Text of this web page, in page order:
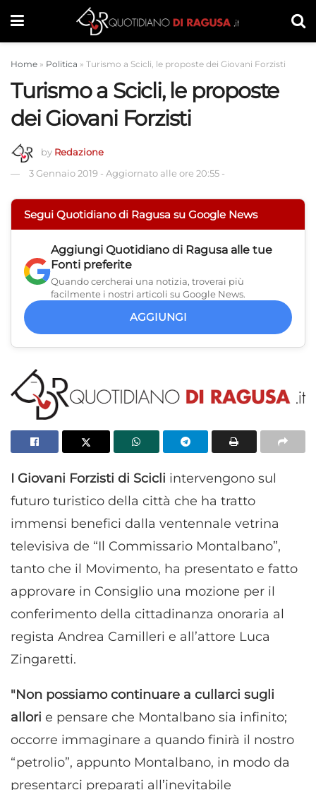
Home » Politica » Turismo a Scicli, le proposte dei Giovani Forzisti
Turismo a Scicli, le proposte
dei Giovani Forzisti
by Redazione
3 Gennaio 2019 - Aggiornato alle ore 20:55 -
Segui Quotidiano di Ragusa su Google News
Aggiungi Quotidiano di Ragusa alle tue
Fonti preferite
Quando cercherai una notizia, troverai più
facilmente i nostri articoli su Google News.
AGGIUNGI
I Giovani Forzisti di Scicli intervengono sul
futuro turistico della città che ha tratto
immensi benefici dalla ventennale vetrina
televisiva de “Il Commissario Montalbano”,
tanto che il Movimento, ha presentato e fatto
approvare in Consiglio una mozione per il
conferimento della cittadinanza onoraria al
regista Andrea Camilleri e all’attore Luca
Zingaretti.
"Non possiamo continuare a cullarci sugli
allori e pensare che Montalbano sia infinito;
occorre immaginare a quando finirà il nostro
“petrolio”, appunto Montalbano, in modo da
presentarci preparati all’inevitabile